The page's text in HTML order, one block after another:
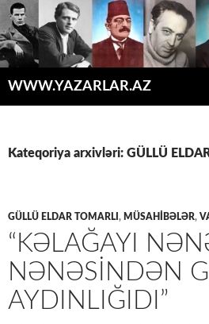
WWW.YAZARLAR.AZ
Kateqoriya arxivləri: GÜLLÜ
GÜLLÜ ELDAR TOMARLI , MÜSAHİBƏLƏR,
“KƏLAĞAYI
NƏNƏSİNDƏN
AYDINLIĞIDI”